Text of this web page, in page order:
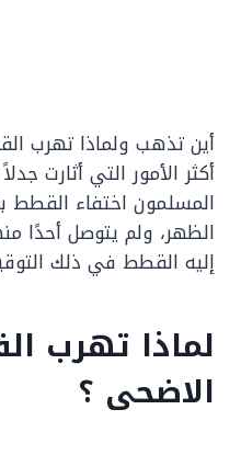
أين تذهب ولماذا تهرب
أكثر الأمور التي أثارت
المسلمون اختفاء القطط
الظهر، ولم يتوصل أحدًا
إليه القطط في ذلك
لماذا تهرب
الاضحى ؟